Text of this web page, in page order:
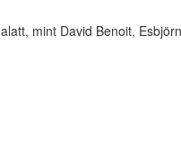
mint David Benoit,